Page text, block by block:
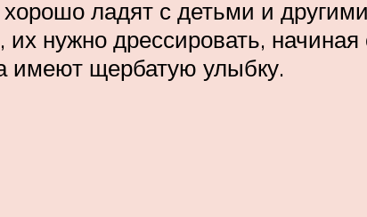
ладят с детьми и
нужно дрессировать, начиная
имеют щербатую улыбку.